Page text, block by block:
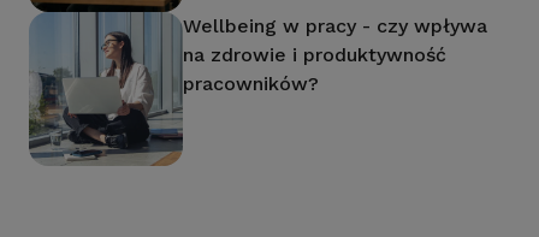
Wellbeing w pracy - czy wpływa
na zdrowie i produktywność
pracowników?